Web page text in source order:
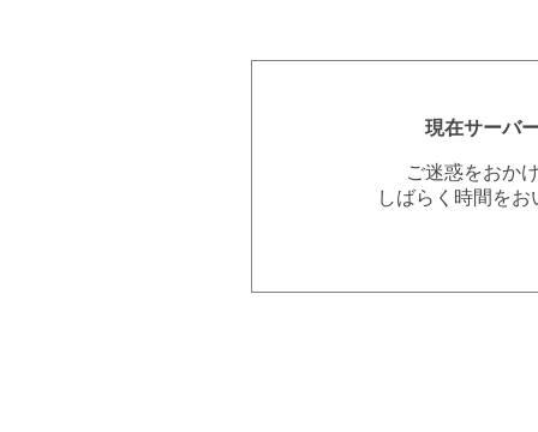
現在サーバ
ご迷惑をおか
しばらく時間を